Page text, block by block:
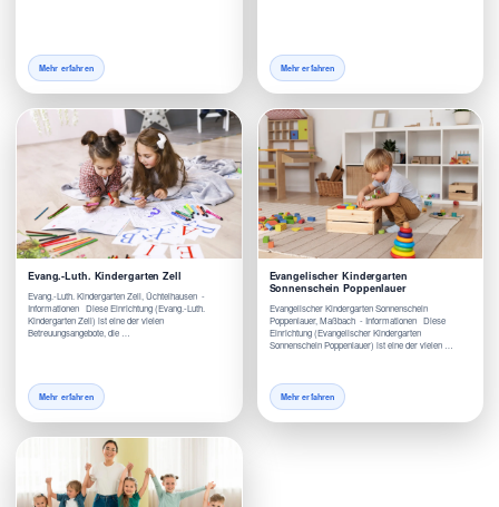
Mehr erfahren Mehr erfahren
Evang.-Luth. Kindergarten Zell
Evang.-Luth. Kindergarten Zell, Üchtelhausen -
Informationen Diese Einrichtung (Evang.-Luth.
Kindergarten Zell) ist eine der vielen
Betreuungsangebote, die …
Mehr erfahren
Evangelischer Kindergarten
Sonnenschein Poppenlauer
Evangelischer Kindergarten Sonnenschein
Poppenlauer, Maßbach - Informationen Diese
Einrichtung (Evangelischer Kindergarten
Sonnenschein Poppenlauer) ist eine der vielen …
Mehr erfahren